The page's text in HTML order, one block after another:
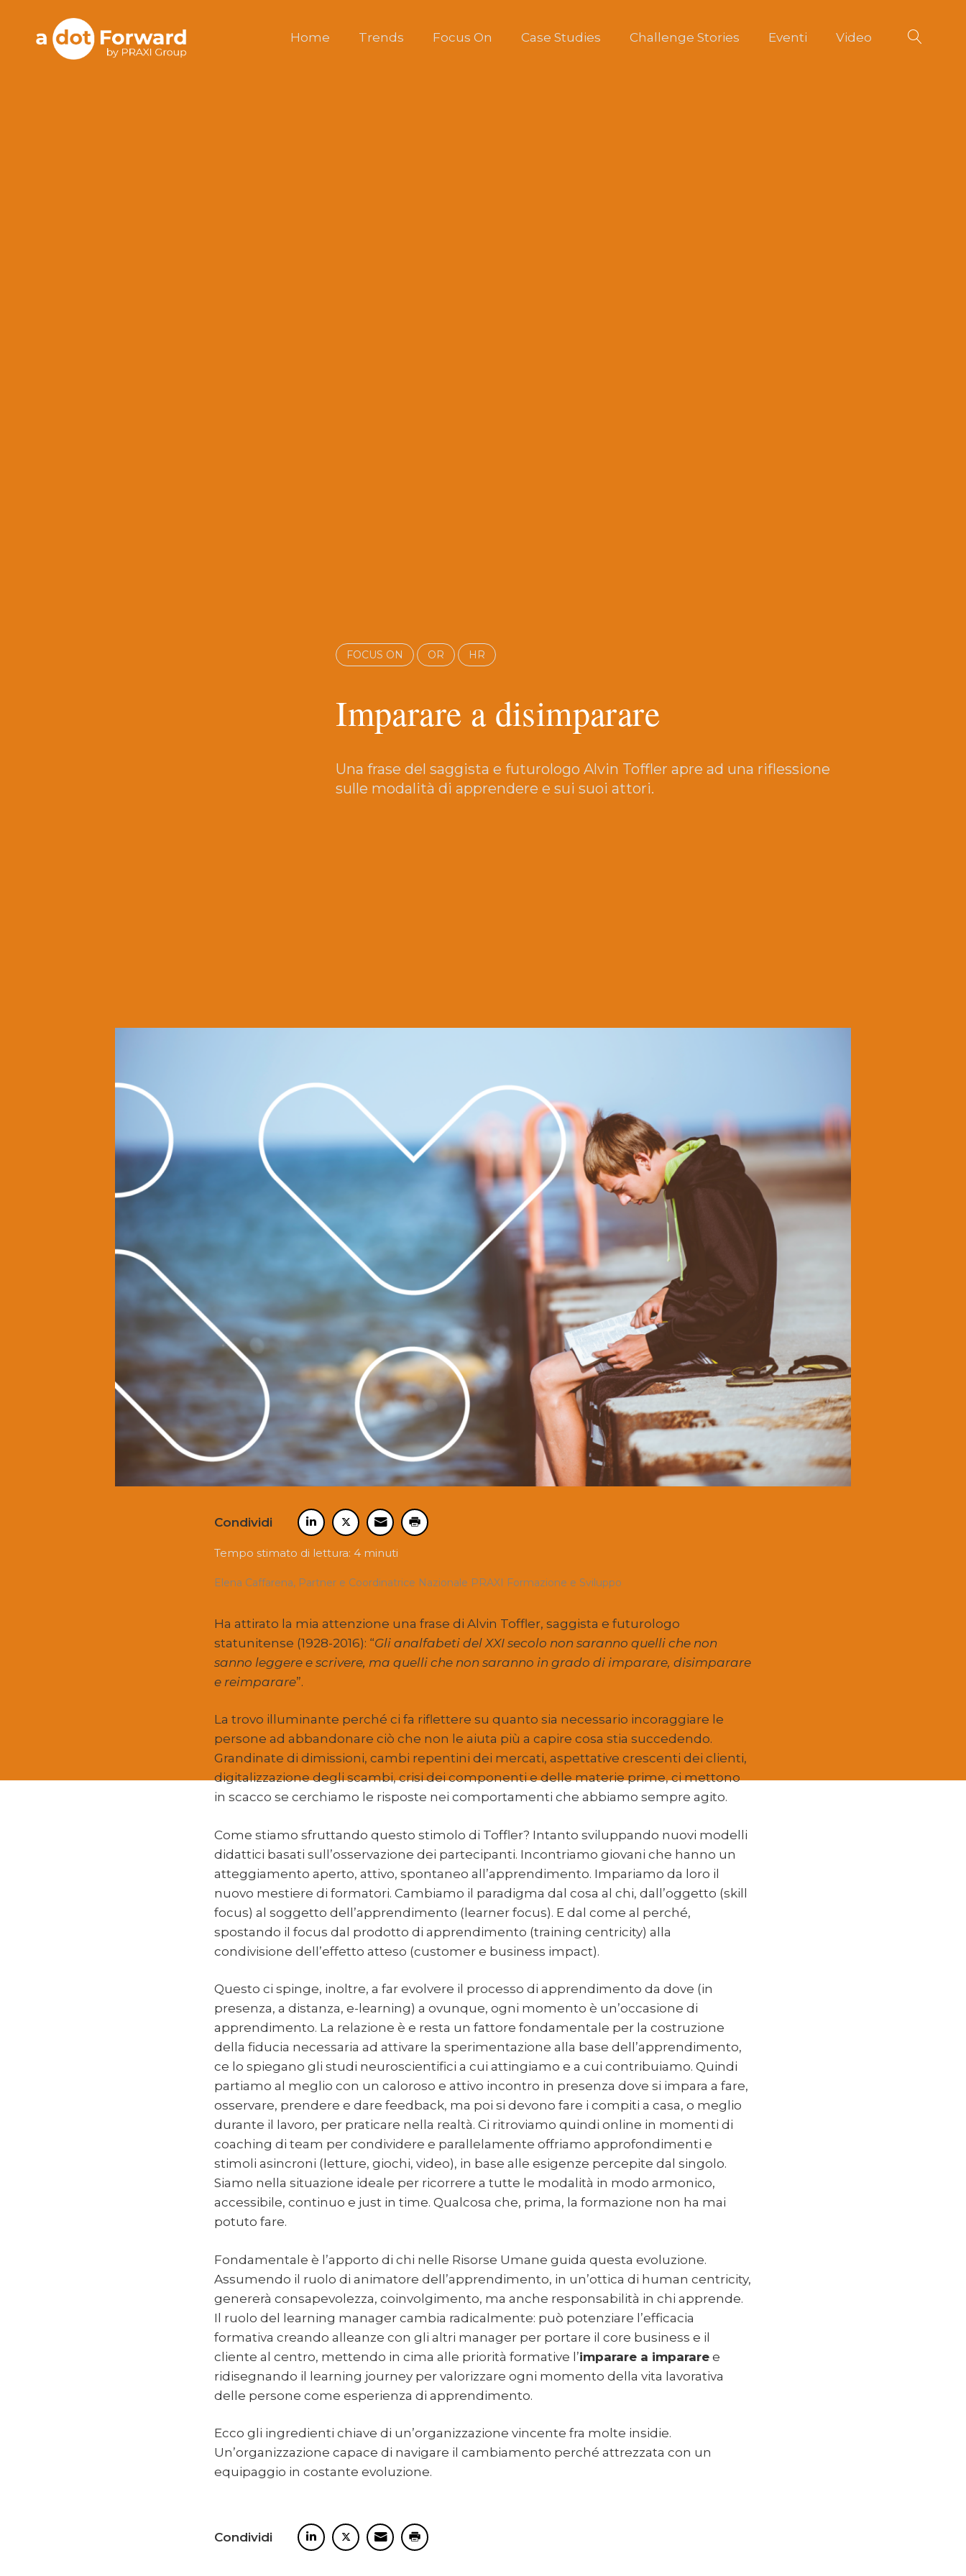
contentA Dot Forward Home Trends Focus On Case Studies Challenge Stories Eventi Video
FOCUS ON OR HR
Imparare a disimparare
Una frase del saggista e futurologo Alvin Toffler apre ad una riflessione
sulle modalità di apprendere e sui suoi attori.
Condividi
Tempo stimato di lettura: 4 minuti
Elena Caffarena, Partner e Coordinatrice Nazionale PRAXI Formazione e Sviluppo
Ha attirato la mia attenzione una frase di Alvin Toffler, saggista e futurologo
statunitense (1928-2016): “Gli analfabeti del XXI secolo non saranno quelli che non
sanno leggere e scrivere, ma quelli che non saranno in grado di imparare, disimparare
e reimparare”.
La trovo illuminante perché ci fa riflettere su quanto sia necessario incoraggiare le
persone ad abbandonare ciò che non le aiuta più a capire cosa stia succedendo.
Grandinate di dimissioni, cambi repentini dei mercati, aspettative crescenti dei clienti,
digitalizzazione degli scambi, crisi dei componenti e delle materie prime, ci mettono
in scacco se cerchiamo le risposte nei comportamenti che abbiamo sempre agito.
Come stiamo sfruttando questo stimolo di Toffler? Intanto sviluppando nuovi modelli
didattici basati sull’osservazione dei partecipanti. Incontriamo giovani che hanno un
atteggiamento aperto, attivo, spontaneo all’apprendimento. Impariamo da loro il
nuovo mestiere di formatori. Cambiamo il paradigma dal cosa al chi, dall’oggetto (skill
focus) al soggetto dell’apprendimento (learner focus). E dal come al perché,
spostando il focus dal prodotto di apprendimento (training centricity) alla
condivisione dell’effetto atteso (customer e business impact).
Questo ci spinge, inoltre, a far evolvere il processo di apprendimento da dove (in
presenza, a distanza, e-learning) a ovunque, ogni momento è un’occasione di
apprendimento. La relazione è e resta un fattore fondamentale per la costruzione
della fiducia necessaria ad attivare la sperimentazione alla base dell’apprendimento,
ce lo spiegano gli studi neuroscientifici a cui attingiamo e a cui contribuiamo. Quindi
partiamo al meglio con un caloroso e attivo incontro in presenza dove si impara a fare,
osservare, prendere e dare feedback, ma poi si devono fare i compiti a casa, o meglio
durante il lavoro, per praticare nella realtà. Ci ritroviamo quindi online in momenti di
coaching di team per condividere e parallelamente offriamo approfondimenti e
stimoli asincroni (letture, giochi, video), in base alle esigenze percepite dal singolo.
Siamo nella situazione ideale per ricorrere a tutte le modalità in modo armonico,
accessibile, continuo e just in time. Qualcosa che, prima, la formazione non ha mai
potuto fare.
Fondamentale è l’apporto di chi nelle Risorse Umane guida questa evoluzione.
Assumendo il ruolo di animatore dell’apprendimento, in un’ottica di human centricity,
genererà consapevolezza, coinvolgimento, ma anche responsabilità in chi apprende.
Il ruolo del learning manager cambia radicalmente: può potenziare l’efficacia
formativa creando alleanze con gli altri manager per portare il core business e il
cliente al centro, mettendo in cima alle priorità formative l’imparare a imparare e
ridisegnando il learning journey per valorizzare ogni momento della vita lavorativa
delle persone come esperienza di apprendimento.
Ecco gli ingredienti chiave di un’organizzazione vincente fra molte insidie.
Un’organizzazione capace di navigare il cambiamento perché attrezzata con un
equipaggio in costante evoluzione.
Condividi